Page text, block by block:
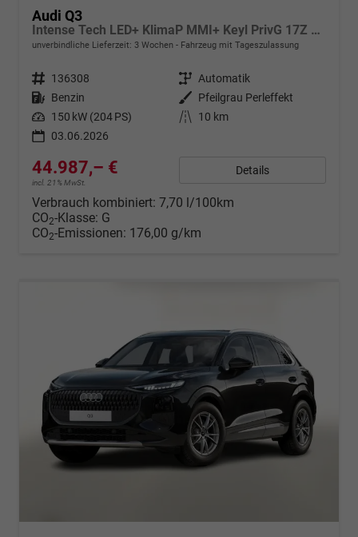
Audi Q3
Intense Tech LED+ KlimaP MMI+ Keyl PrivG 17Z eHK PDC
unverbindliche Lieferzeit: 3 Wochen Fahrzeug mit Tageszulassung
Fahrzeugnr. 136308 Getriebe Automatik
Kraftstoff Benzin Außenfarbe Pfeilgrau Perleffekt
Leistung 150 kW (204 PS) Kilometerstand
10 km
03.06.2026
44.987,– €
incl. 21% MwSt.
Details
Verbrauch kombiniert: 7,70 l/100km
CO2-Klasse: G
CO2-Emissionen: 176,00 g/km